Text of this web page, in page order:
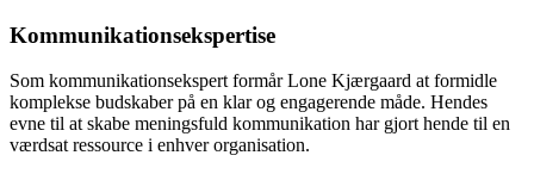
Kommunikationsekspertise
Som kommunikationsekspert formår Lone Kjærgaard at formidle
komplekse budskaber på en klar og engagerende måde. Hendes
evne til at skabe meningsfuld kommunikation har gjort hende til en
værdsat ressource i enhver organisation.